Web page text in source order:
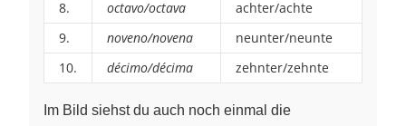
8.
octavo/octava
achter/achte
9.
noveno/novena
neunter/neunte
10.
décimo/décima zehnter/zehnte
Im Bild siehst du auch noch einmal die